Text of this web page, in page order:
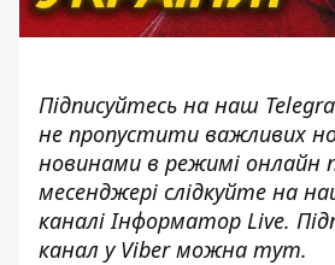
Підписуйтесь на наш
не пропустити важливих
новинами в режимі онлайн
месенджері слідкуйте на
каналіІнформатор Live.
канал у Viber можна тут.